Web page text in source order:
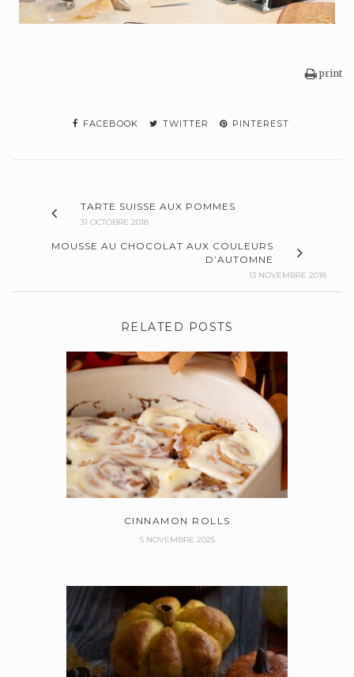
print
FACEBOOK TWITTER PINTEREST
TARTE SUISSE AUX POMMES
31 OCTOBRE 2018
MOUSSE AU CHOCOLAT AUX COULEURS
D’AUTOMNE
13 NOVEMBRE 2018
RELATED POSTS
CINNAMON ROLLS
5 NOVEMBRE 2025